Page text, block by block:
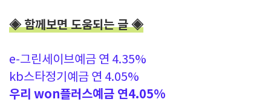
◈ 함께보면 도움되는 글 ◈
e-그린세이브예금 연 4.35%
kb스타정기예금 연 4.05%
우리 won플러스예금 연4.05%